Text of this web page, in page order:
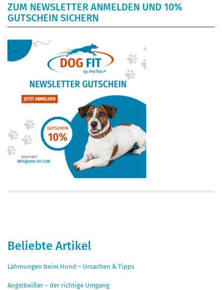
ZUM NEWSLETTER ANMELDEN UND 10%
GUTSCHEIN SICHERN
Beliebte Artikel
Lähmungen beim Hund – Ursachen & Tipps
Angstbeißer – der richtige Umgang